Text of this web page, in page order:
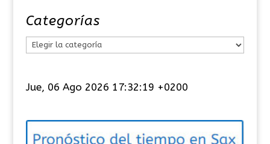
Categorías
e
o
Jue, 06 Ago 2026 17:32:19 +0200